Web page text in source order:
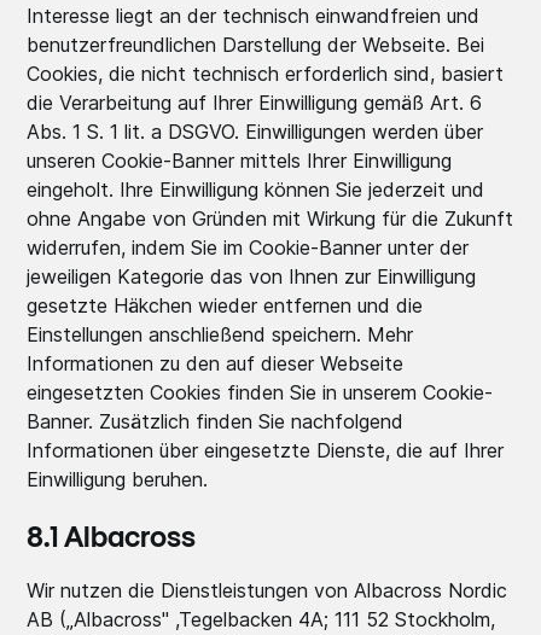
Interesse liegt an der technisch einwandfreien und
benutzerfreundlichen Darstellung der Webseite. Bei
Cookies, die nicht technisch erforderlich sind, basiert
die Verarbeitung auf Ihrer Einwilligung gemäß Art. 6
Abs. 1 S. 1 lit. a DSGVO. Einwilligungen werden über
unseren Cookie-Banner mittels Ihrer Einwilligung
eingeholt. Ihre Einwilligung können Sie jederzeit und
ohne Angabe von Gründen mit Wirkung für die Zukunft
widerrufen, indem Sie im Cookie-Banner unter der
jeweiligen Kategorie das von Ihnen zur Einwilligung
gesetzte Häkchen wieder entfernen und die
Einstellungen anschließend speichern. Mehr
Informationen zu den auf dieser Webseite
eingesetzten Cookies finden Sie in unserem Cookie-
Banner. Zusätzlich finden Sie nachfolgend
Informationen über eingesetzte Dienste, die auf Ihrer
Einwilligung beruhen.
8.1 Albacross
Wir nutzen die Dienstleistungen von Albacross Nordic
AB („Albacross" ,Tegelbacken 4A; 111 52 Stockholm,